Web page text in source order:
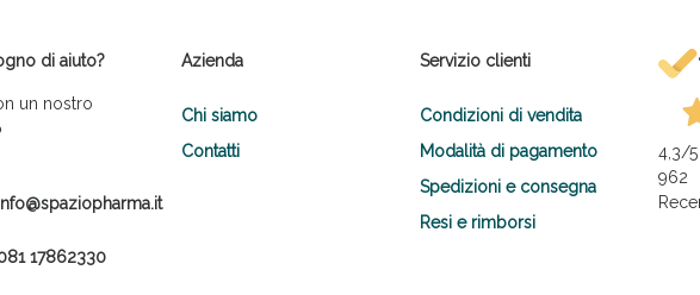
di aiuto?
un nostro
17862330
Azienda
Chi siamo
Contatti
Servizio clienti
Condizioni di vendita
Modalità di pagamento
Spedizioni e consegna
Resi e rimborsi
4,3/5
962